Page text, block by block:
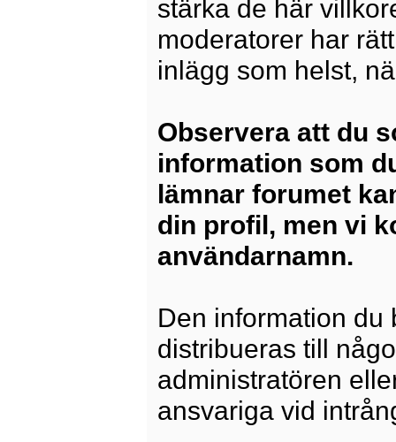
stärka de här
moderatorer har
inlägg som helst,
Observera att du
information som
lämnar forumet
din profil, men vi
användarnamn.
Den information du
distribueras till
administratören
ansvariga vid